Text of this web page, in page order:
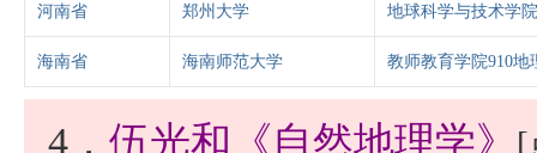
河南省 郑州大学 地球科学与技术学
海南省 海南师范大学 教师教育学院910
4． 伍光和《自然地理学》 [